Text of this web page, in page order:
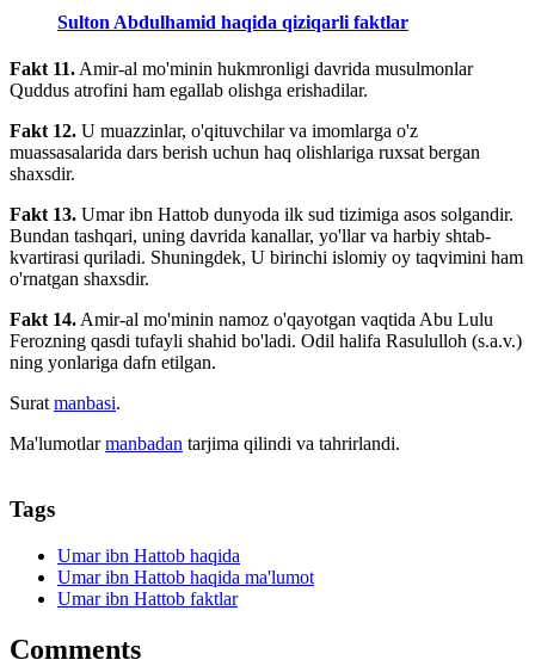
Sulton Abdulhamid haqida qiziqarli faktlar
Fakt 11. Amir-al mo'minin hukmronligi davrida musulmonlar
Quddus atrofini ham egallab olishga erishadilar.
Fakt 12. U muazzinlar, o'qituvchilar va imomlarga o'z
muassasalarida dars berish uchun haq olishlariga ruxsat bergan
shaxsdir.
Fakt 13. Umar ibn Hattob dunyoda ilk sud tizimiga asos solgandir.
Bundan tashqari, uning davrida kanallar, yo'llar va harbiy shtab-
kvartirasi quriladi. Shuningdek, U birinchi islomiy oy taqvimini ham
o'rnatgan shaxsdir.
Fakt 14. Amir-al mo'minin namoz o'qayotgan vaqtida Abu Lulu
Ferozning qasdi tufayli shahid bo'ladi. Odil halifa Rasululloh (s.a.v.)
ning yonlariga dafn etilgan.
Surat manbasi.
Ma'lumotlarmanbadan tarjima qilindi va tahrirlandi.
Tags
Umar ibn Hattob haqida
Umar ibn Hattob haqida ma'lumot
Umar ibn Hattob faktlar
Comments